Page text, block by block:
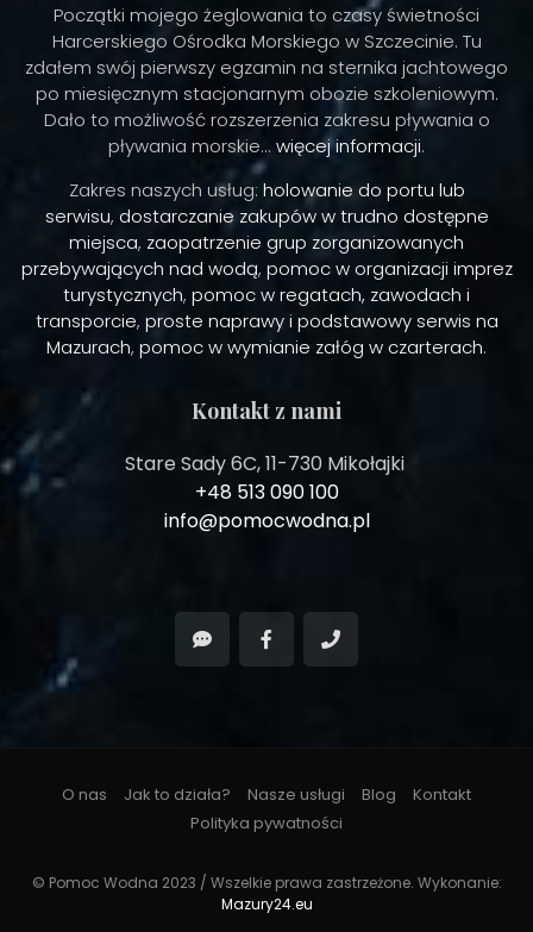
Początki mojego żeglowania to czasy świetności
Harcerskiego Ośrodka Morskiego w Szczecinie. Tu
zdałem swój pierwszy egzamin na sternika jachtowego
po miesięcznym stacjonarnym obozie szkoleniowym.
Dało to możliwość rozszerzenia zakresu pływania o
pływania morskie... więcej informacji.
Zakres naszych usług: holowanie do portu lub
serwisu, dostarczanie zakupów w trudno dostępne
miejsca, zaopatrzenie grup zorganizowanych
przebywających nad wodą, pomoc w organizacji imprez
turystycznych, pomoc w regatach, zawodach i
transporcie, proste naprawy i podstawowy serwis na
Mazurach, pomoc w wymianie załóg w czarterach.
Kontakt z nami
Stare Sady 6C, 11-730 Mikołajki
+48 513 090 100
info@pomocwodna.pl
O nas Jak to działa? Nasze usługi Blog
Kontakt
Polityka pywatności
© Pomoc Wodna 2023 / Wszelkie prawa zastrzeżone. Wykonanie:
Mazury24.eu